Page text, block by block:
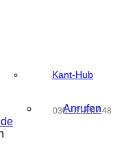
Kant-Hub
Anrufen
030 - 513 97 48
e